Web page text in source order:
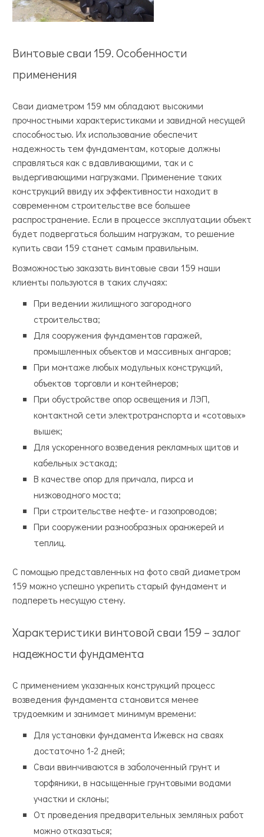
Винтовые сваи 159. Особенности
применения
Сваи диаметром 159 мм обладают высокими
прочностными характеристиками и завидной несущей
способностью. Их использование обеспечит
надежность тем фундаментам, которые должны
справляться как с вдавливающими, так и с
выдергивающими нагрузками. Применение таких
конструкций ввиду их эффективности находит в
современном строительстве все большее
распространение. Если в процессе эксплуатации объект
будет подвергаться большим нагрузкам, то решение
купить сваи 159 станет самым правильным.
Возможностью заказать винтовые сваи 159 наши
клиенты пользуются в таких случаях:
При ведении жилищного загородного
строительства;
Для сооружения фундаментов гаражей,
промышленных объектов и массивных ангаров;
При монтаже любых модульных конструкций,
объектов торговли и контейнеров;
При обустройстве опор освещения и ЛЭП,
контактной сети электротранспорта и «сотовых»
вышек;
Для ускоренного возведения рекламных щитов и
кабельных эстакад;
В качестве опор для причала, пирса и
низководного моста;
При строительстве нефте- и газопроводов;
При сооружении разнообразных оранжерей и
теплиц.
С помощью представленных на фото свай диаметром
159 можно успешно укрепить старый фундамент и
подпереть несущую стену.
Характеристики винтовой сваи 159 – залог
надежности фундамента
С применением указанных конструкций процесс
возведения фундамента становится менее
трудоемким и занимает минимум времени:
Для установки фундамента Ижевск на сваях
достаточно 1-2 дней;
Сваи ввинчиваются в заболоченный грунт и
торфяники, в насыщенные грунтовыми водами
участки и склоны;
От проведения предварительных земляных работ
можно отказаться;